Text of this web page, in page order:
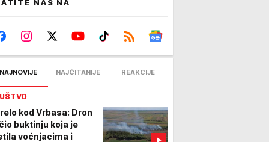
NAS NA
NAJNOVIJE NAJČITANIJE REAKCIJE
kod Vrbasa: Dron
buktinju koja je
voćnjacima i